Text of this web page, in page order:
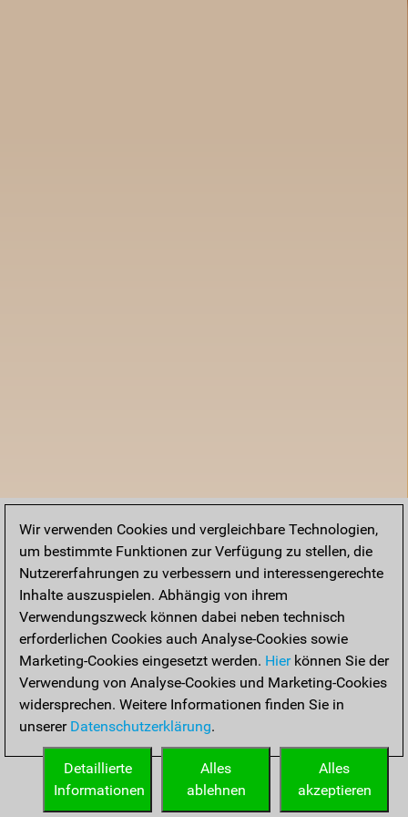
Wir verwenden Cookies und vergleichbare Technologien,
um bestimmte Funktionen zur Verfügung zu stellen, die
Nutzererfahrungen zu verbessern und interessengerechte
Inhalte auszuspielen. Abhängig von ihrem
Verwendungszweck können dabei neben technisch
erforderlichen Cookies auch Analyse-Cookies sowie
Marketing-Cookies eingesetzt werden. Hierkönnen Sie der
Verwendung von Analyse-Cookies und Marketing-Cookies
widersprechen. Weitere Informationen finden Sie in
unserer Datenschutzerklärung.
Alles
akzeptieren
Alles
ablehnen
Detaillierte
Informationen